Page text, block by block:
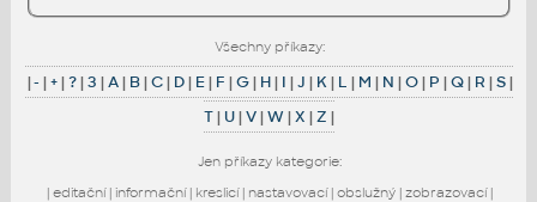
Všechny příkazy:
|- |+|?|3 |A| B|C| D| E| F |G| H| I |J | K| L | M | N |O| P |Q| R |S|
T| U|V|W|X |Z |
Jen příkazy kategorie:
| editační| informační| kreslicí| nastavovací| obslužný| zobrazovací|